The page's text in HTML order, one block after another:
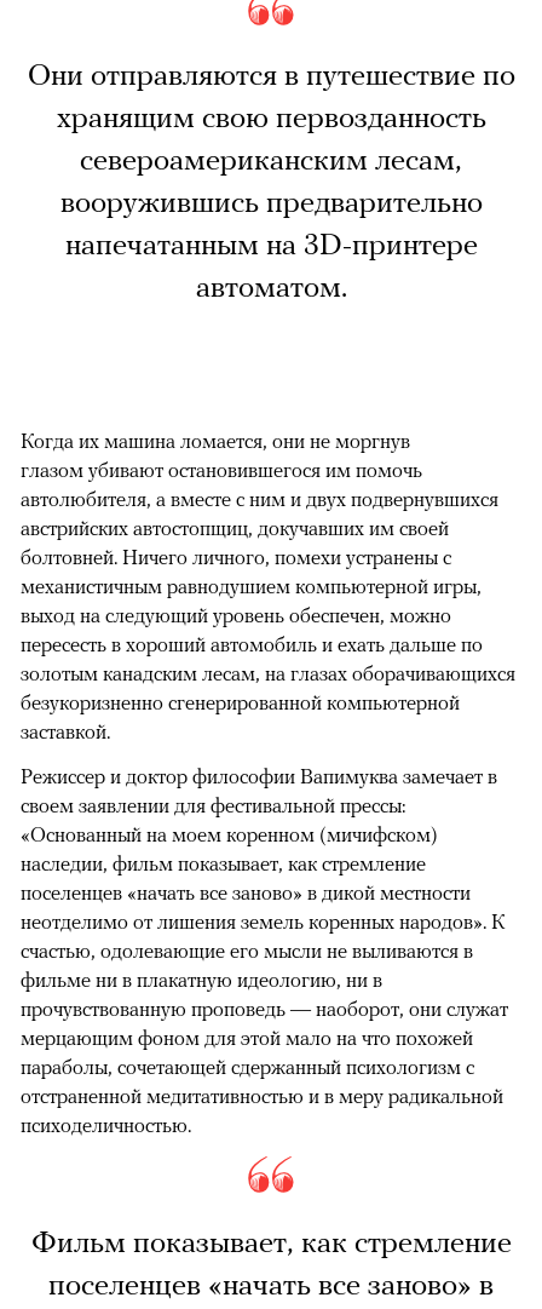
Они отправляются в путешествие по
хранящим свою первозданность
североамериканским лесам,
вооружившись предварительно
напечатанным на 3D-принтере
автоматом.
Когда их машина ломается, они не моргнув
глазом убивают остановившегося им помочь
автолюбителя, а вместе с ним и двух подвернувшихся
австрийских автостопщиц, докучавших им своей
болтовней. Ничего личного, помехи устранены с
механистичным равнодушием компьютерной игры,
выход на следующий уровень обеспечен, можно
пересесть в хороший автомобиль и ехать дальше по
золотым канадским лесам, на глазах оборачивающихся
безукоризненно сгенерированной компьютерной
заставкой.
Режиссер и доктор философии Вапимуква замечает в
своем заявлении для фестивальной прессы:
«Основанный на моем коренном (мичифском)
наследии, фильм показывает, как стремление
поселенцев «начать все заново» в дикой местности
неотделимо от лишения земель коренных народов». К
счастью, одолевающие его мысли не выливаются в
фильме ни в плакатную идеологию, ни в
прочувствованную проповедь — наоборот, они служат
мерцающим фоном для этой мало на что похожей
параболы, сочетающей сдержанный психологизм с
отстраненной медитативностью и в меру радикальной
психоделичностью.
Фильм показывает, как стремление
поселенцев «начать все заново» в